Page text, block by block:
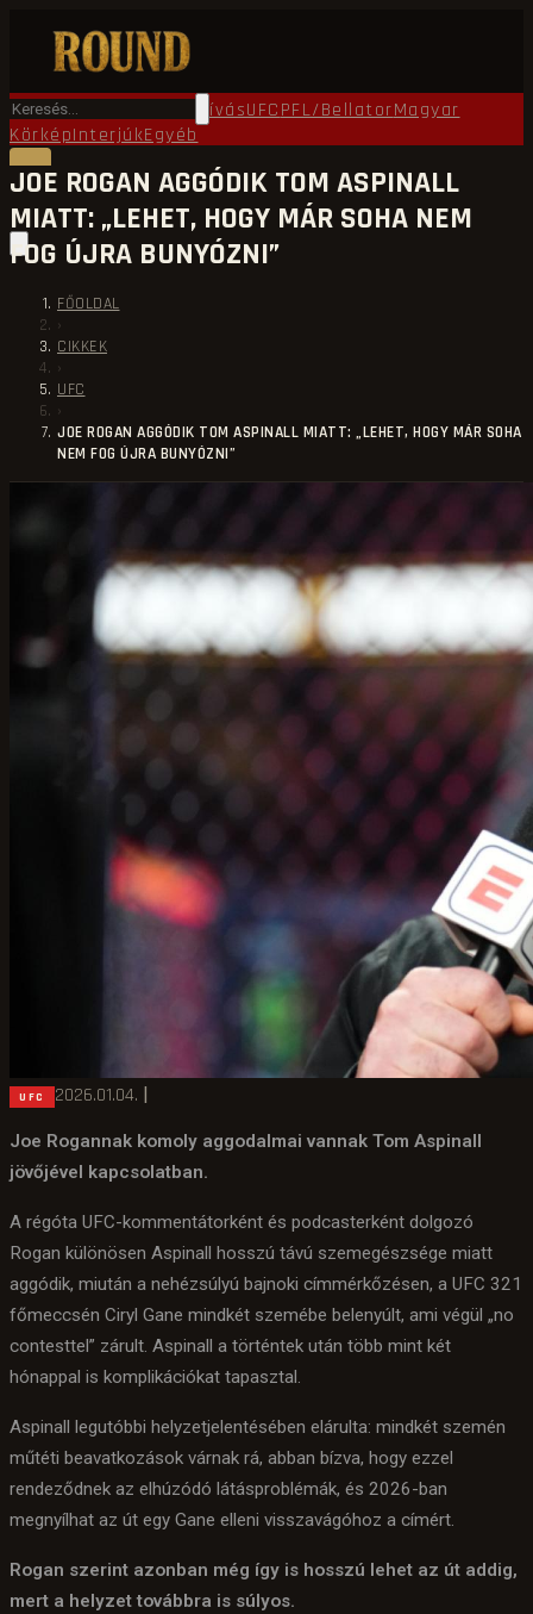
FőoldalRound TV ÖkölvívásUFCPFL/BellatorMagyar
KörképInterjúkEgyéb
JOE ROGAN AGGÓDIK TOM ASPINALL
MIATT: „LEHET, HOGY MÁR SOHA NEM
FOG ÚJRA BUNYÓZNI”
FŐOLDAL
›
CIKKEK
›
UFC
›
JOE ROGAN AGGÓDIK TOM ASPINALL MIATT: „LEHET, HOGY MÁR SOHA
NEM FOG ÚJRA BUNYÓZNI”
UFC 2026.01.04. |
Joe Rogannak komoly aggodalmai vannak Tom Aspinall
jövőjével kapcsolatban.
A régóta UFC-kommentátorként és podcasterként dolgozó
Rogan különösen Aspinall hosszú távú szemegészsége miatt
aggódik, miután a nehézsúlyú bajnoki címmérkőzésen, a UFC 321
főmeccsén Ciryl Gane mindkét szemébe belenyúlt, ami végül „no
contesttel” zárult. Aspinall a történtek után több mint két
hónappal is komplikációkat tapasztal.
Aspinall legutóbbi helyzetjelentésében elárulta: mindkét szemén
műtéti beavatkozások várnak rá, abban bízva, hogy ezzel
rendeződnek az elhúzódó látásproblémák, és 2026-ban
megnyílhat az út egy Gane elleni visszavágóhoz a címért.
Rogan szerint azonban még így is hosszú lehet az út addig,
mert a helyzet továbbra is súlyos.